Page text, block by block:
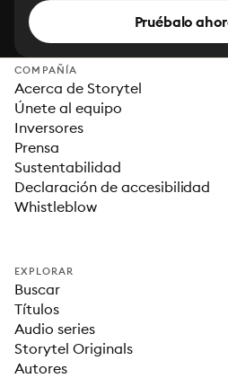
Pruébalo
COMPAÑÍA
Acerca de Storytel
Únete al equipo
Inversores
Prensa
Sustentabilidad
Declaración de accesibilidad
Whistleblow
EXPLORAR
Buscar
Títulos
Audio series
Storytel Originals
Autores